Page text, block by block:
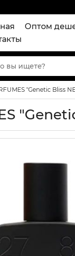
Оптом
"Genetic Bliss